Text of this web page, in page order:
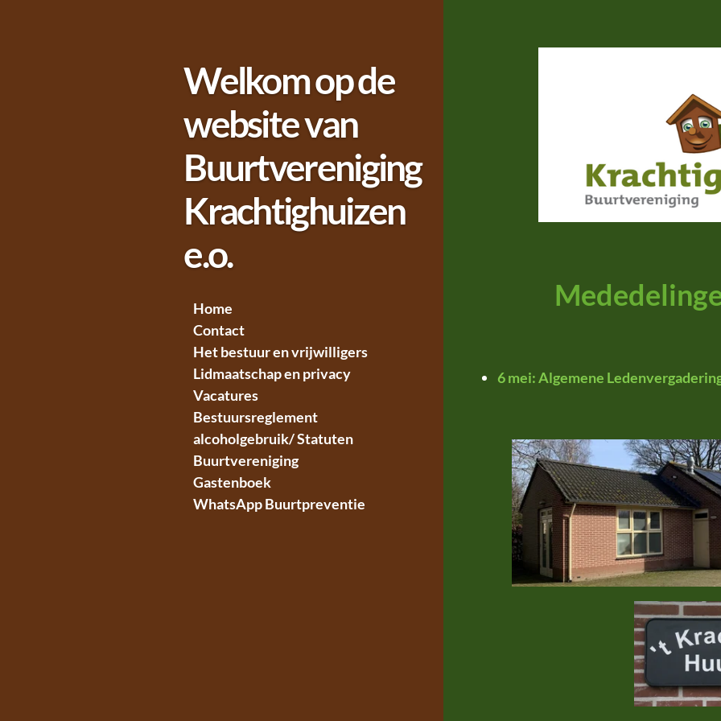
6 mei: Algemene
Welkom op de
website van
Buurtvereniging
Krachtighuizen
e.o.
Home
Contact
Het bestuur en vrijwilligers
Lidmaatschap en privacy
Vacatures
Bestuursreglement
alcoholgebruik/ Statuten
Buurtvereniging
Gastenboek
WhatsApp Buurtpreventie